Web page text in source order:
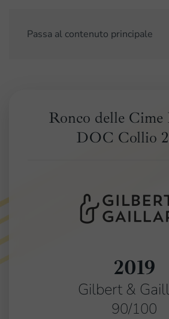
Passa al contenuto principale
Ronco delle Cime
DOC Collio
2019
Gilbert &
90/100